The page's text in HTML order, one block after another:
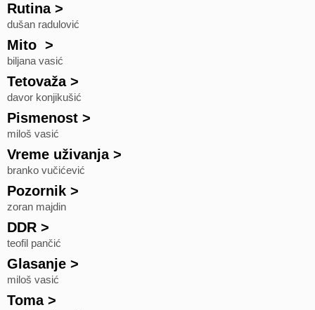
Rutina>
dušan radulović
Mito >
biljana vasić
Tetovaža>
davor konjikušić
Pismenost >
miloš vasić
Vreme uživanja>
branko vučićević
Pozornik >
zoran majdin
DDR >
teofil pančić
Glasanje >
miloš vasić
Toma>